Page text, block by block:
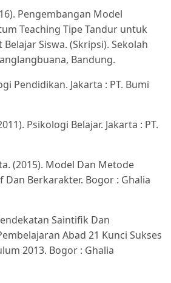
Pengembangan Model
Teaching Tipe Tandur untuk
Siswa. (Skripsi). Sekolah
Bandung.
Pendidikan. Jakarta : PT. Bumi
Psikologi Belajar. Jakarta : PT.
(2015). Model Dan Metode
Dan Berkarakter. Bogor : Ghalia
Saintifik Dan
Abad 21 Kunci Sukses
2013. Bogor : Ghalia